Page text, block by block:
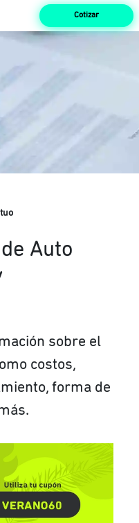
Cotizar
Auto
sobre el
costos,
forma de